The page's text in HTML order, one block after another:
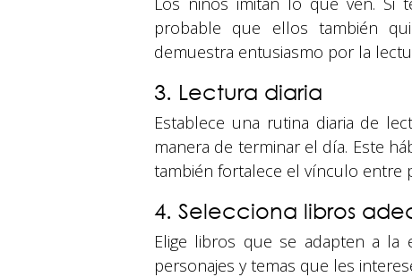
probable que ellos también
demuestra entusiasmo por la
3. Lectura diaria
Establece una rutina diaria de
manera de terminar el día. Este
también fortalece el vínculo entre
4. Selecciona libros
Elige libros que se adapten a la
personajes y temas que les